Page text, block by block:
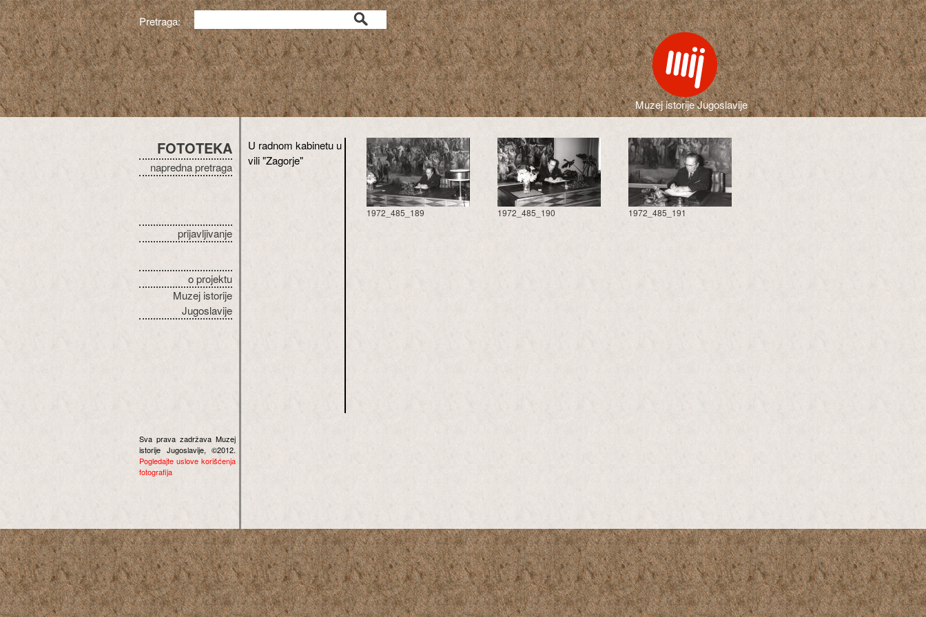
Pretraga:
Muzej istorije Jugoslavije
FOTOTEKA
napredna pretraga
prijavljivanje
o projektu
Muzej istorije
Jugoslavije
Sva prava zadržava Muzej
istorije Jugoslavije, ©2012.
Pogledajte uslove korišćenja
fotografija
U radnom kabinetu u
vili "Zagorje"
1972_485_189 1972_485_190 1972_485_191